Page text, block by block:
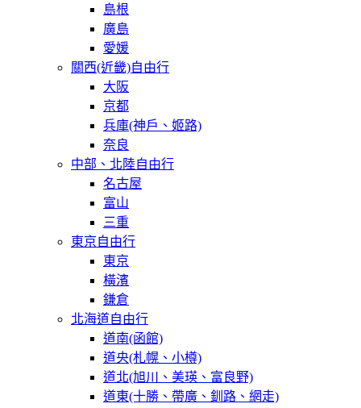
島根
廣島
愛媛
關西(近畿)自由行
大阪
京都
兵庫(神戶、姬路)
奈良
中部、北陸自由行
名古屋
富山
三重
東京自由行
東京
橫濱
鎌倉
北海道自由行
道南(函館)
道央(札幌、小樽)
道北(旭川、美瑛、富良野)
道東(十勝、帶廣、釧路、網走)